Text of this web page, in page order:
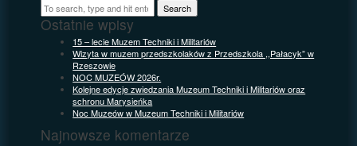
Search
Ostatnie wpisy
15 – lecie Muzem Techniki i Militariów
Wizyta w muzem przedszkolaków z Przedszkola ,,Pałacyk” w
Rzeszowie
NOC MUZEÓW 2026r.
Kolejne edycje zwiedzania Muzeum Techniki i Militariów oraz
schronu Marysieńka
Noc Muzeów w Muzeum Techniki i Militariów
Najnowsze komentarze